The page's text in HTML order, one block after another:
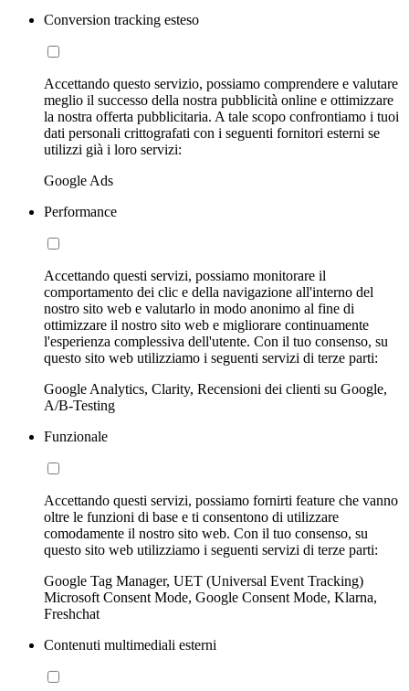
Conversion tracking esteso
Accettando questo servizio, possiamo comprendere e valutare
meglio il successo della nostra pubblicità online e ottimizzare
la nostra offerta pubblicitaria. A tale scopo confrontiamo i tuoi
dati personali crittografati con i seguenti fornitori esterni se
utilizzi già i loro servizi:
Google Ads
Performance
Accettando questi servizi, possiamo monitorare il
comportamento dei clic e della navigazione all'interno del
nostro sito web e valutarlo in modo anonimo al fine di
ottimizzare il nostro sito web e migliorare continuamente
l'esperienza complessiva dell'utente. Con il tuo consenso, su
questo sito web utilizziamo i seguenti servizi di terze parti:
Google Analytics, Clarity, Recensioni dei clienti su Google,
A/B-Testing
Funzionale
Accettando questi servizi, possiamo fornirti feature che vanno
oltre le funzioni di base e ti consentono di utilizzare
comodamente il nostro sito web. Con il tuo consenso, su
questo sito web utilizziamo i seguenti servizi di terze parti:
Google Tag Manager, UET (Universal Event Tracking)
Microsoft Consent Mode, Google Consent Mode, Klarna,
Freshchat
Contenuti multimediali esterni